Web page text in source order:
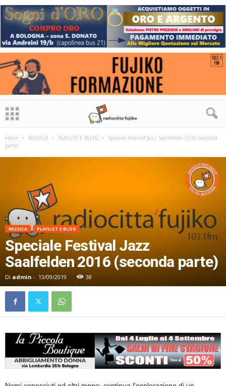
Home MUSICA PLAYLIST E BLOG
Speciale Festival Jazz Saalfelden 2016 (seconda
parte)
MUSICA PLAYLIST E BLOG
Speciale Festival Jazz
Saalfelden 2016 (seconda parte)
Di admin - 13/09/2019 38